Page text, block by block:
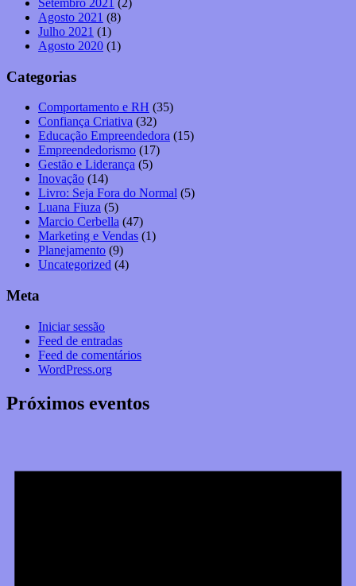
Agosto 2021 (8)
Julho 2021 (1)
Agosto 2020 (1)
Categorias
Comportamento e RH (35)
Confiança Criativa (32)
Educação Empreendedora (15)
Empreendedorismo (17)
Gestão e Liderança (5)
Inovação (14)
Livro: Seja Fora do Normal (5)
Luana Fiuza (5)
Marcio Cerbella (47)
Marketing e Vendas (1)
Planejamento (9)
Uncategorized (4)
Meta
Iniciar sessão
Feed de entradas
Feed de comentários
WordPress.org
Próximos eventos